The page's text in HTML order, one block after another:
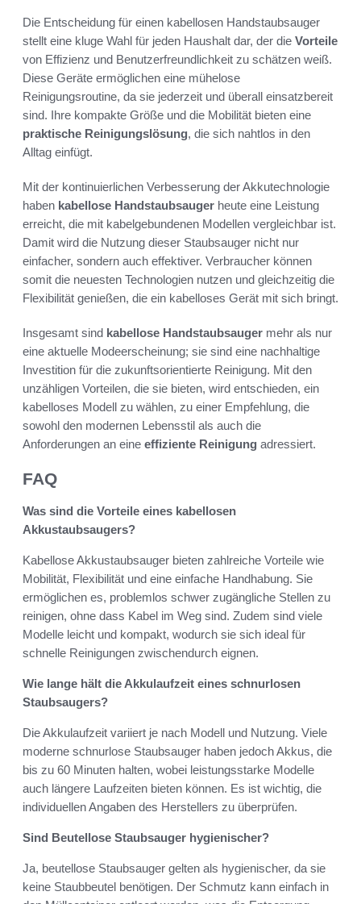
Die Entscheidung für einen kabellosen Handstaubsauger
stellt eine kluge Wahl für jeden Haushalt dar, der die Vorteile
von Effizienz und Benutzerfreundlichkeit zu schätzen weiß.
Diese Geräte ermöglichen eine mühelose
Reinigungsroutine, da sie jederzeit und überall einsatzbereit
sind. Ihre kompakte Größe und die Mobilität bieten eine
praktische Reinigungslösung, die sich nahtlos in den
Alltag einfügt.
Mit der kontinuierlichen Verbesserung der Akkutechnologie
haben kabellose Handstaubsauger heute eine Leistung
erreicht, die mit kabelgebundenen Modellen vergleichbar ist.
Damit wird die Nutzung dieser Staubsauger nicht nur
einfacher, sondern auch effektiver. Verbraucher können
somit die neuesten Technologien nutzen und gleichzeitig die
Flexibilität genießen, die ein kabelloses Gerät mit sich bringt.
Insgesamt sind kabellose Handstaubsauger mehr als nur
eine aktuelle Modeerscheinung; sie sind eine nachhaltige
Investition für die zukunftsorientierte Reinigung. Mit den
unzähligen Vorteilen, die sie bieten, wird entschieden, ein
kabelloses Modell zu wählen, zu einer Empfehlung, die
sowohl den modernen Lebensstil als auch die
Anforderungen an eine effiziente Reinigung adressiert.
FAQ
Was sind die Vorteile eines kabellosen
Akkustaubsaugers?
Kabellose Akkustaubsauger bieten zahlreiche Vorteile wie
Mobilität, Flexibilität und eine einfache Handhabung. Sie
ermöglichen es, problemlos schwer zugängliche Stellen zu
reinigen, ohne dass Kabel im Weg sind. Zudem sind viele
Modelle leicht und kompakt, wodurch sie sich ideal für
schnelle Reinigungen zwischendurch eignen.
Wie lange hält die Akkulaufzeit eines schnurlosen
Staubsaugers?
Die Akkulaufzeit variiert je nach Modell und Nutzung. Viele
moderne schnurlose Staubsauger haben jedoch Akkus, die
bis zu 60 Minuten halten, wobei leistungsstarke Modelle
auch längere Laufzeiten bieten können. Es ist wichtig, die
individuellen Angaben des Herstellers zu überprüfen.
Sind Beutellose Staubsauger hygienischer?
Ja, beutellose Staubsauger gelten als hygienischer, da sie
keine Staubbeutel benötigen. Der Schmutz kann einfach in